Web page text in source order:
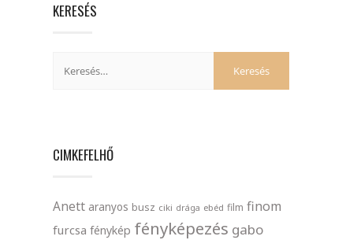
KERESÉS
CIMKEFELHŐ
Anett aranyos busz ciki drága ebéd film finom
furcsa fénykép fényképezés gabo